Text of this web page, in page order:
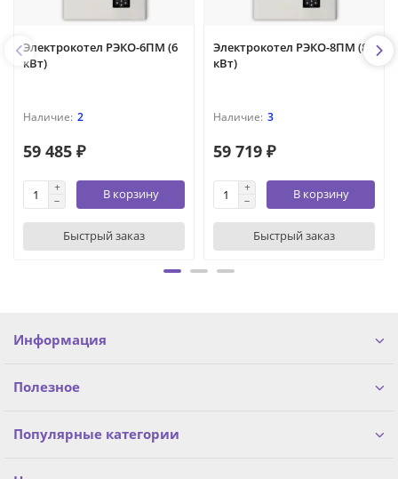
Электрокотел РЭКО-6ПМ (6
кВт)
2
59 485 ₽
В корзину
Быстрый заказ
Электрокотел РЭКО-8ПМ (8
кВт)
3
59 719 ₽
В корзину
Быстрый заказ
Информация
Полезное
Популярные категории